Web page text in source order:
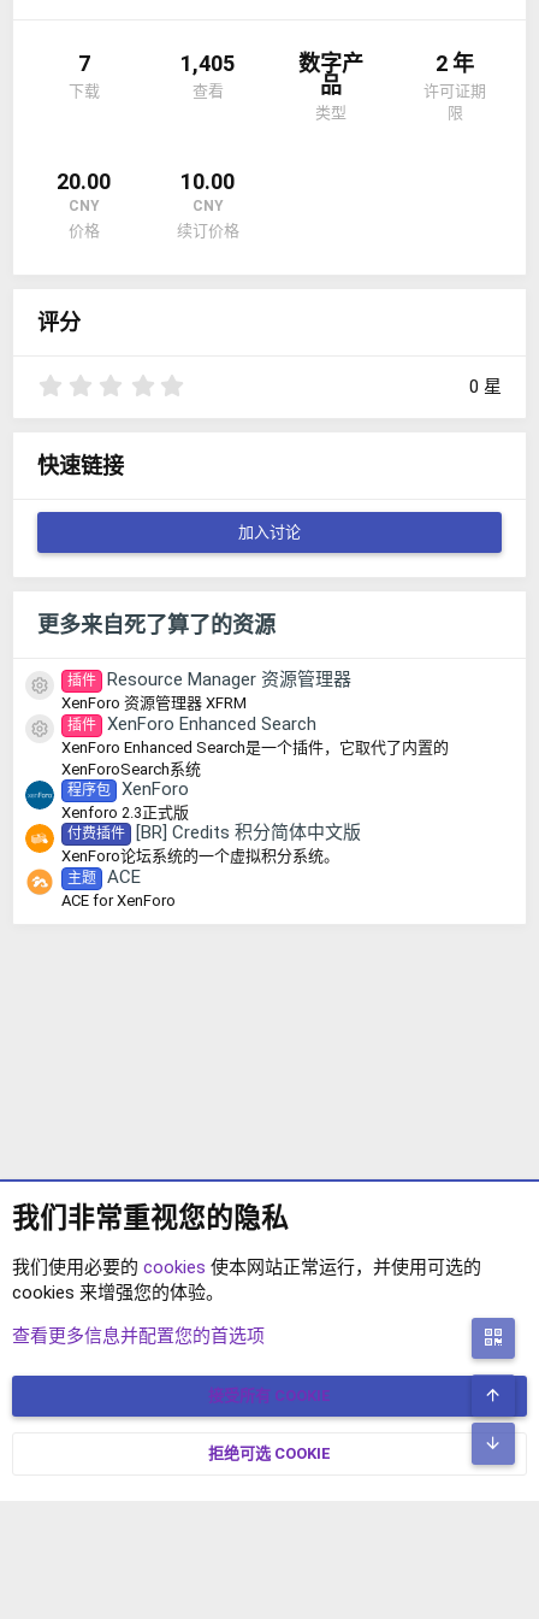
7
下载
1,405
查看
数字产
品
类型
2 年
许可证期
限
20.00
CNY
价格
10.00
CNY
续订价格
评分
0 星
快速链接
加入讨论
更多来自死了算了的资源
资源图标
插件 Resource Manager 资源管理器
XenForo 资源管理器 XFRM
资源图标
插件 XenForo Enhanced Search
XenForo Enhanced Search是一个插件，它取代了内置的
XenForoSearch系统
程序包 XenForo
Xenforo 2.3正式版
付费插件 [BR] Credits 积分简体中文版
XenForo论坛系统的一个虚拟积分系统。
主题 ACE
ACE for XenForo
付费资源
简体中文 联系我们
© COPYRIGHT 2017-2026 XENFORO中文社区 版权所有 冀ICP备
我们非常重视您的隐私
我们使用必要的 cookies 使本网站正常运行，并使用可选的
cookies 来增强您的体验。
查看更多信息并配置您的首选项
接受所有 COOKIE
拒绝可选 COOKIE